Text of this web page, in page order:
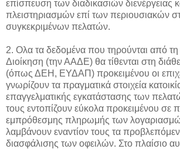
επίσπευση των διαδικασιών διενέργειας
πλειστηριασμών επί των περιουσιακών
συγκεκριμένων πελατών.
2. Ολα τα δεδομένα που τηρούνται από
Διοίκηση (την ΑΑΔΕ) θα τίθενται στη
(όπως ΔΕΗ, ΕΥΔΑΠ) προκειμένου οι
γνωρίζουν τα πραγματικά στοιχεία
επαγγελματικής εγκατάστασης των
τους εντοπίζουν εύκολα προκειμένου σε
εμπρόθεσμης πληρωμής των
λαμβάνουν εναντίον τους τα
διασφάλισης των οφειλών. Στο πλαίσιο